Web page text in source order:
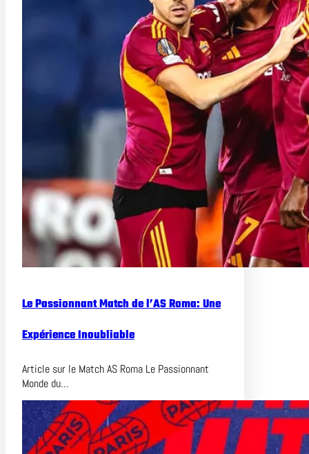
Le Passionnant Match de l’AS Roma: Une
Expérience Inoubliable
Article sur le Match AS Roma Le Passionnant
Monde du…